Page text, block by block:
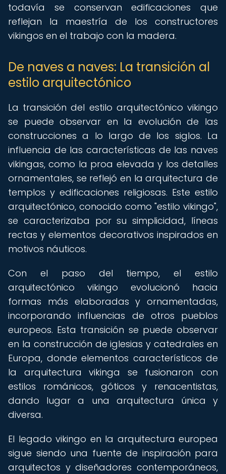
todavía se conservan edificaciones que
reflejan la maestría de los constructores
vikingos en el trabajo con la madera.
De naves a naves: La transición al
estilo arquitectónico
La transición del estilo arquitectónico vikingo
se puede observar en la evolución de las
construcciones a lo largo de los siglos. La
influencia de las características de las naves
vikingas, como la proa elevada y los detalles
ornamentales, se reflejó en la arquitectura de
templos y edificaciones religiosas. Este estilo
arquitectónico, conocido como "estilo vikingo",
se caracterizaba por su simplicidad, líneas
rectas y elementos decorativos inspirados en
motivos náuticos.
Con el paso del tiempo, el estilo
arquitectónico vikingo evolucionó hacia
formas más elaboradas y ornamentadas,
incorporando influencias de otros pueblos
europeos. Esta transición se puede observar
en la construcción de iglesias y catedrales en
Europa, donde elementos característicos de
la arquitectura vikinga se fusionaron con
estilos románicos, góticos y renacentistas,
dando lugar a una arquitectura única y
diversa.
El legado vikingo en la arquitectura europea
sigue siendo una fuente de inspiración para
arquitectos y diseñadores contemporáneos,